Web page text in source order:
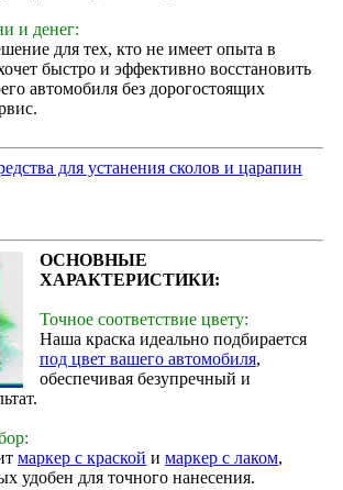
и денег:
для тех, кто не имеет опыта в
быстро и эффективно восстановить
автомобиля без дорогостоящих
для устанения сколов и царапин
ОСНОВНЫЕ
ХАРАКТЕРИСТИКИ:
Точное соответствие цвету:
Наша краска идеально подбирается
под цвет вашего автомобиля,
обеспечивая безупречный и
маркер с краской и маркер с лаком,
удобен для точного нанесения.